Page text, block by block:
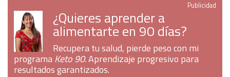
Publicidad
¿Quieres aprender a
alimentarte en 90 días?
Recupera tu salud, pierde peso con mi
programaKeto 90. Aprendizaje progresivo para
resultados garantizados.